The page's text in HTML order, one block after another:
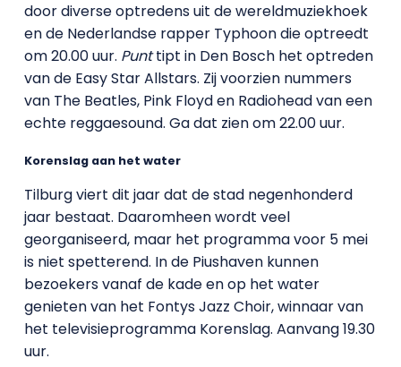
door diverse optredens uit de wereldmuziekhoek
en de Nederlandse rapper Typhoon die optreedt
om 20.00 uur. Punttipt in Den Bosch het optreden
van de Easy Star Allstars. Zij voorzien nummers
van The Beatles, Pink Floyd en Radiohead van een
echte reggaesound. Ga dat zien om 22.00 uur.
Korenslag aan het water
Tilburg viert dit jaar dat de stad negenhonderd
jaar bestaat. Daaromheen wordt veel
georganiseerd, maar het programma voor 5 mei
is niet spetterend. In de Piushaven kunnen
bezoekers vanaf de kade en op het water
genieten van het Fontys Jazz Choir, winnaar van
het televisieprogramma Korenslag. Aanvang 19.30
uur.